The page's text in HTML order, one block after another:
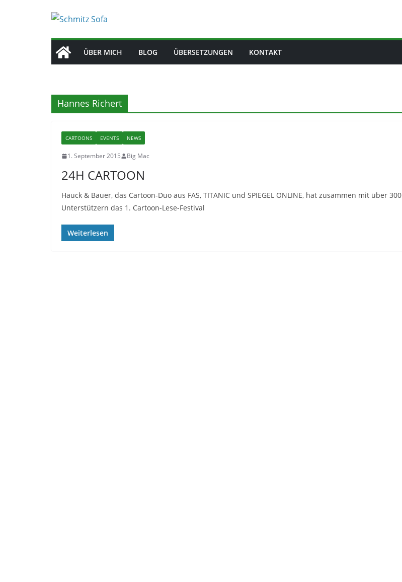
ÜBER MICH BLOG ÜBERSETZUNGEN KONTAKT
Hannes Richert
CARTOONS EVENTS NEWS
1. September 2015 Big Mac
24H CARTOON
Hauck & Bauer, das Cartoon-Duo aus FAS, TITANIC und SPIEGEL ONLINE, hat zusammen mit über 300
Unterstützern das 1. Cartoon-Lese-Festival
Weiterlesen